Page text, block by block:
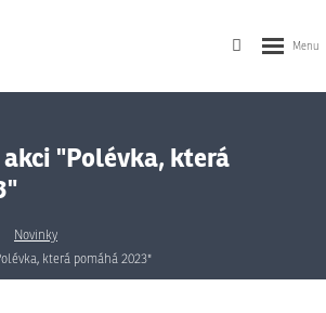
"Polévka, která
Novinky
která pomáhá 2023"